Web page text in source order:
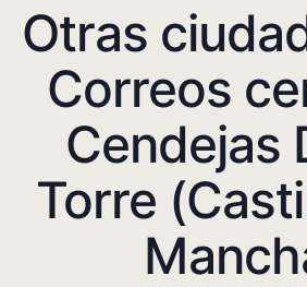
Otras
Correos
Cendejas
Torre